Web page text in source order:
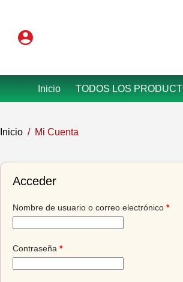
Inicio TODOS LOS
Inicio / Mi Cuenta
Acceder
Nombre de usuario o correo electrónico *
Contraseña *Obligatorio